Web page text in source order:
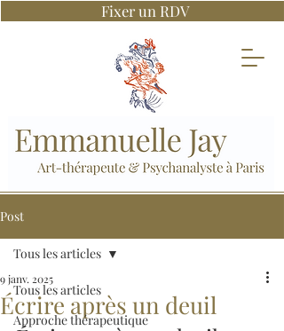
Fixer un RDV
Post
Tous les articles
Approche thérapeutique
Tous les articles
Écrire après un deuil
9 janv. 2025